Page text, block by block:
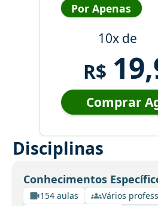
Por Apenas
10x de
R$
Comprar
Disciplinas
Conhecimentos
154 aulas
Vários